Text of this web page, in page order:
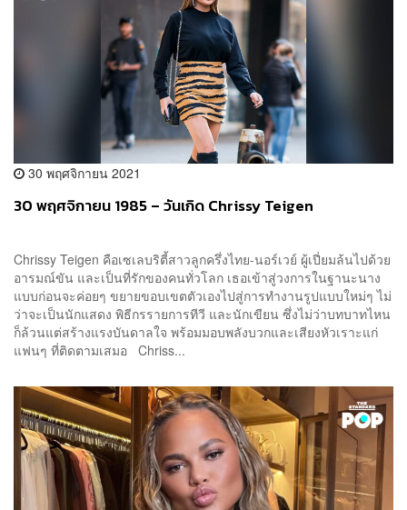
30 พฤศจิกายน 2021
30 พฤศจิกายน 1985 – วันเกิด Chrissy Teigen
Chrissy Teigen คือเซเลบริตี้สาวลูกครึ่งไทย-นอร์เวย์ ผู้เปี่ยมล้นไปด้วย
อารมณ์ขัน และเป็นที่รักของคนทั่วโลก เธอเข้าสู่วงการในฐานะนาง
แบบก่อนจะค่อยๆ ขยายขอบเขตตัวเองไปสู่การทำงานรูปแบบใหม่ๆ ไม่
ว่าจะเป็นนักแสดง พิธีกรรายการทีวี และนักเขียน ซึ่งไม่ว่าบทบาทไหน
ก็ล้วนแต่สร้างแรงบันดาลใจ พร้อมมอบพลังบวกและเสียงหัวเราะแก่
แฟนๆ ที่ติดตามเสมอ Chriss...